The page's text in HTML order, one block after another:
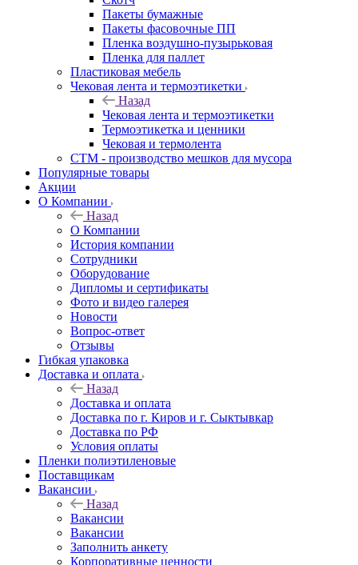
Пакеты бумажные
Пакеты фасовочные ПП
Пленка воздушно-пузырьковая
Пленка для паллет
Пластиковая мебель
Чековая лента и термоэтикетки
Назад
Чековая лента и термоэтикетки
Термоэтикетка и ценники
Чековая и термолента
СТМ - производство мешков для мусора
Популярные товары
Акции
О Компании
Назад
О Компании
История компании
Сотрудники
Оборудование
Дипломы и сертификаты
Фото и видео галерея
Новости
Вопрос-ответ
Отзывы
Гибкая упаковка
Доставка и оплата
Назад
Доставка и оплата
Доставка по г. Киров и г. Сыктывкар
Доставка по РФ
Условия оплаты
Пленки полиэтиленовые
Поставщикам
Вакансии
Назад
Вакансии
Вакансии
Заполнить анкету
Корпоративные ценности